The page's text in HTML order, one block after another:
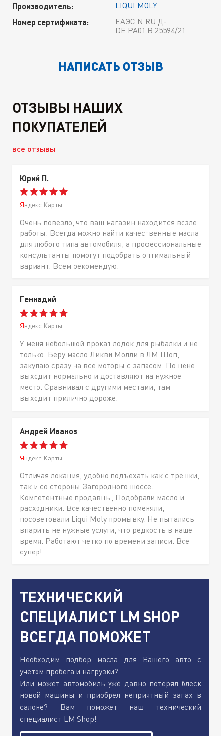
Производитель: LIQUI MOLY
Номер сертификата:
ЕАЭС N RU Д-
DE.РА01.В.25594/21
НАПИСАТЬ ОТЗЫВ
ОТЗЫВЫ НАШИХ
ПОКУПАТЕЛЕЙ
все отзывы
Юрий П.
Яндекс.Карты
Очень повезло, что ваш магазин находится возле
работы. Всегда можно найти качественные масла
для любого типа автомобиля, а профессиональные
консультанты помогут подобрать оптимальный
вариант. Всем рекомендую.
Геннадий
Яндекс.Карты
У меня небольшой прокат лодок для рыбалки и не
только. Беру масло Ликви Молли в ЛМ Шоп,
закупаю сразу на все моторы с запасом. По цене
выходит нормально и доставляют на нужное
место. Сравнивал с другими местами, там
выходит прилично дороже.
Андрей Иванов
Яндекс.Карты
Отличая локация, удобно подъехать как с трешки,
так и со стороны Загородного шоссе.
Компетентные продавцы, Подобрали масло и
расходники. Все качественно поменяли,
посоветовали Liqui Moly промывку. Не пытались
впарить не нужные услуги, что редкость в наше
время. Работают четко по времени записи. Все
супер!
ТЕХНИЧЕСКИЙ
СПЕЦИАЛИСТ LM SHOP
ВСЕГДА ПОМОЖЕТ
Необходим подбор масла для Вашего авто с
учетом пробега и нагрузки?
Или может автомобиль уже давно потерял блеск
новой машины и приобрел неприятный запах в
салоне? Вам поможет наш технический
специалист LM Shop!